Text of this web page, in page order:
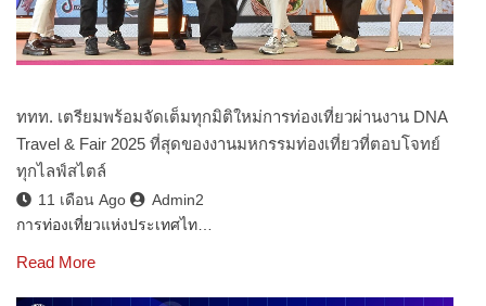
ททท. เตรียมพร้อมจัดเต็มทุกมิติใหม่การท่องเที่ยวผ่านงาน DNA
Travel & Fair 2025 ที่สุดของงานมหกรรมท่องเที่ยวที่ตอบโจทย์
ทุกไลฟ์สไตล์
11 เดือน Ago
Admin2
การท่องเที่ยวแห่งประเทศไท…
Read More